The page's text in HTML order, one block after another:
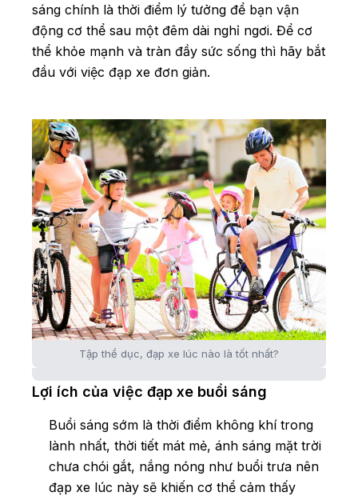
sáng chính là thời điểm lý tưởng để bạn vận
động cơ thể sau một đêm dài nghỉ ngơi. Để cơ
thể khỏe mạnh và tràn đầy sức sống thì hãy bắt
đầu với việc đạp xe đơn giản.
Tập thể dục, đạp xe lúc nào là tốt nhất?
Lợi ích của việc đạp xe buổi sáng
Buổi sáng sớm là thời điểm không khí trong
lành nhất, thời tiết mát mẻ, ánh sáng mặt trời
chưa chói gắt, nắng nóng như buổi trưa nên
đạp xe lúc này sẽ khiến cơ thể cảm thấy